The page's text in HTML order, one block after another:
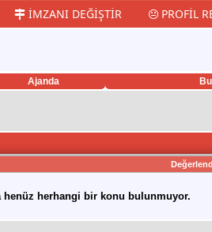
İMZANI DEĞIŞTIR PROFIL
Ajanda
henüz herhangi bir konu bulunmuyor.